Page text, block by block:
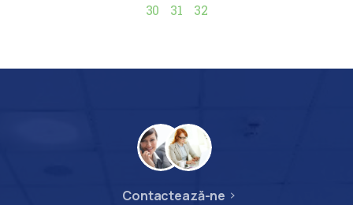
30
31 32
Contactează-ne